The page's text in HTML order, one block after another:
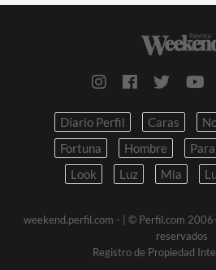
Diario Perfil Caras
Fortuna
Hombre
Look
Luz Mia
weekend.perfil.com -
| © Perfil.com
reservados
Registro de Propiedad